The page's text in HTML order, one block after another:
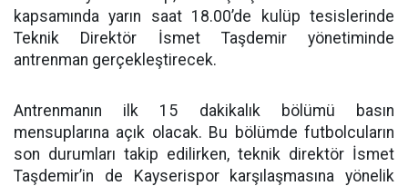
kapsamında yarın saat 18.00’de kulüp tesislerinde
Teknik Direktör İsmet Taşdemir yönetiminde
antrenman gerçekleştirecek.
Antrenmanın ilk 15 dakikalık bölümü basın
mensuplarına açık olacak. Bu bölümde futbolcuların
son durumları takip edilirken, teknik direktör İsmet
Taşdemir’in de Kayserispor karşılaşmasına yönelik